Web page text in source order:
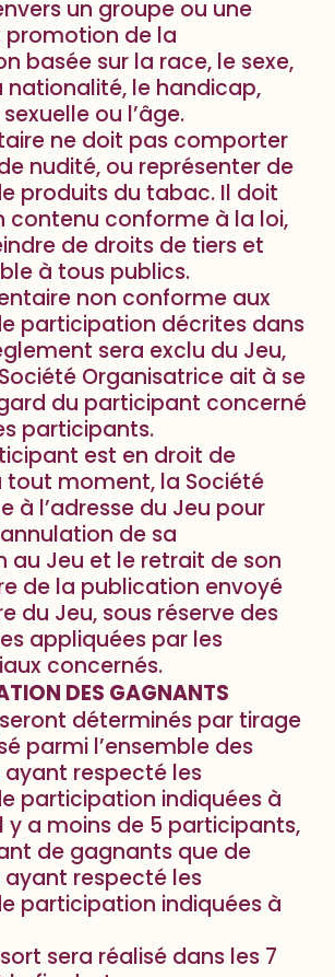
un groupe ou une
promotion de la
basée sur la race, le sexe,
nationalité, le handicap,
ou l’âge.
ne doit pas comporter
nudité, ou représenter de
produits du tabac. Il doit
contenu conforme à la loi,
de droits de tiers et
à tous publics.
non conforme aux
participation décrites dans
sera exclu du Jeu,
Organisatrice ait à se
du participant concerné
participants.
est en droit de
moment, la Société
à l’adresse du Jeu pour
de sa
au Jeu et le retrait de son
de la publication envoyé
du Jeu, sous réserve des
appliquées par les
concernés.
DES GAGNANTS
déterminés par tirage
parmi l’ensemble des
respecté les
participation indiquées à
y a moins de 5 participants,
de gagnants que de
respecté les
participation indiquées à
sera réalisé dans les 7